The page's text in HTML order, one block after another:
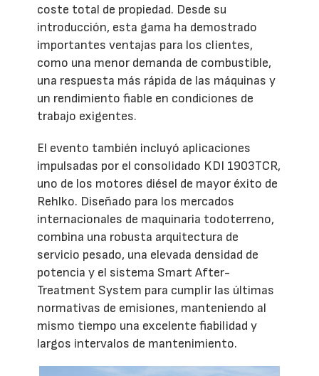
coste total de propiedad. Desde su
introducción, esta gama ha demostrado
importantes ventajas para los clientes,
como una menor demanda de combustible,
una respuesta más rápida de las máquinas y
un rendimiento fiable en condiciones de
trabajo exigentes.
El evento también incluyó aplicaciones
impulsadas por el consolidado KDI 1903TCR,
uno de los motores diésel de mayor éxito de
Rehlko. Diseñado para los mercados
internacionales de maquinaria todoterreno,
combina una robusta arquitectura de
servicio pesado, una elevada densidad de
potencia y el sistema Smart After-
Treatment System para cumplir las últimas
normativas de emisiones, manteniendo al
mismo tiempo una excelente fiabilidad y
largos intervalos de mantenimiento.